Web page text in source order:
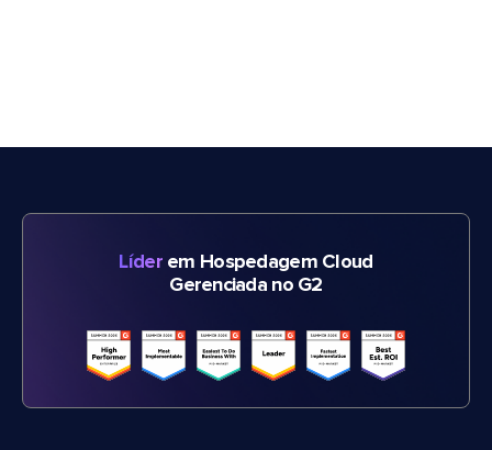
Líderem Hospedagem Cloud
Gerenciada no G2